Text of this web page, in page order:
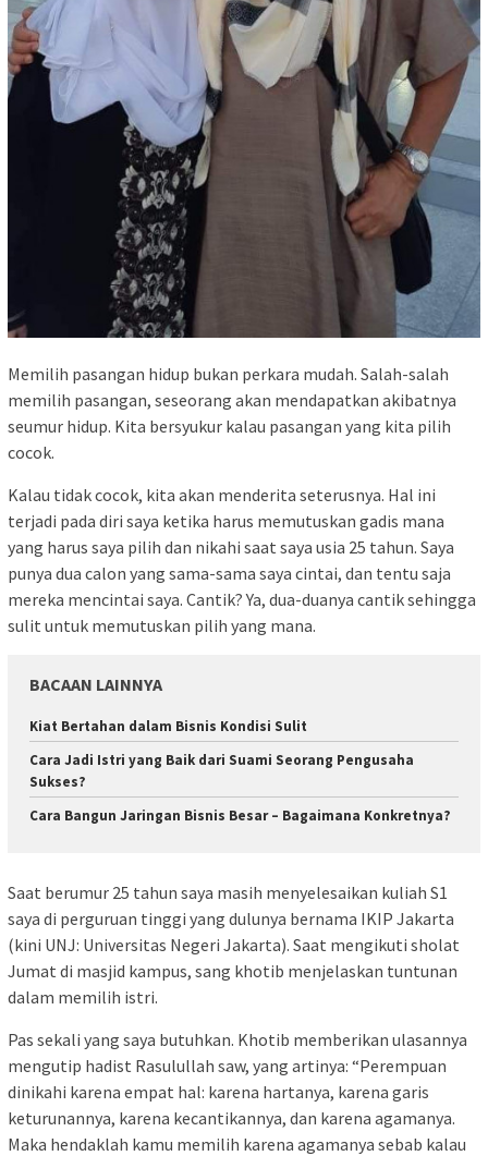
Memilih pasangan hidup bukan perkara mudah. Salah-salah
memilih pasangan, seseorang akan mendapatkan akibatnya
seumur hidup. Kita bersyukur kalau pasangan yang kita pilih
cocok.
Kalau tidak cocok, kita akan menderita seterusnya. Hal ini
terjadi pada diri saya ketika harus memutuskan gadis mana
yang harus saya pilih dan nikahi saat saya usia 25 tahun. Saya
punya dua calon yang sama-sama saya cintai, dan tentu saja
mereka mencintai saya. Cantik? Ya, dua-duanya cantik sehingga
sulit untuk memutuskan pilih yang mana.
BACAAN LAINNYA
Kiat Bertahan dalam Bisnis Kondisi Sulit
Cara Jadi Istri yang Baik dari Suami Seorang Pengusaha
Sukses?
Cara Bangun Jaringan Bisnis Besar – Bagaimana Konkretnya?
Saat berumur 25 tahun saya masih menyelesaikan kuliah S1
saya di perguruan tinggi yang dulunya bernama IKIP Jakarta
(kini UNJ: Universitas Negeri Jakarta). Saat mengikuti sholat
Jumat di masjid kampus, sang khotib menjelaskan tuntunan
dalam memilih istri.
Pas sekali yang saya butuhkan. Khotib memberikan ulasannya
mengutip hadist Rasulullah saw, yang artinya: “Perempuan
dinikahi karena empat hal: karena hartanya, karena garis
keturunannya, karena kecantikannya, dan karena agamanya.
Maka hendaklah kamu memilih karena agamanya sebab kalau